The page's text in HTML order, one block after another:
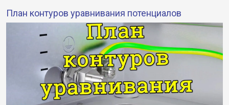
План контуров уравнивания потенциалов